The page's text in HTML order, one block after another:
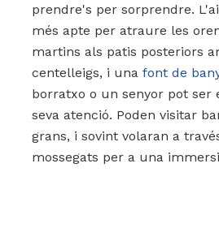
prendre's per sorprendre.
més apte per atraure les
martins als patis posteriors
centelleigs, i una font de
borratxo o un senyor pot ser
seva atenció. Poden visitar
grans, i sovint volaran a
mossegats per a una